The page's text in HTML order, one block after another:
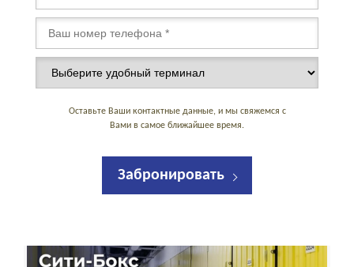
Оставьте Ваши контактные данные, и мы свяжемся с
Вами в самое ближайшее время.
Забронировать